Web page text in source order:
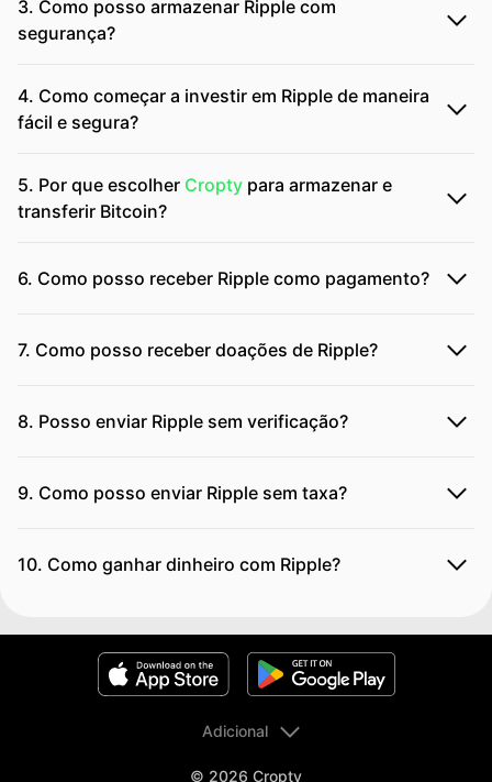
3. Como posso armazenar Ripple com
segurança?
4. Como começar a investir em Ripple de maneira
fácil e segura?
5. Por que escolher Cropty para armazenar e
transferir Bitcoin?
6. Como posso receber Ripple como pagamento?
7. Como posso receber doações de Ripple?
8. Posso enviar Ripple sem verificação?
9. Como posso enviar Ripple sem taxa?
10. Como ganhar dinheiro com Ripple?
© 2026 Cropty
Adicional